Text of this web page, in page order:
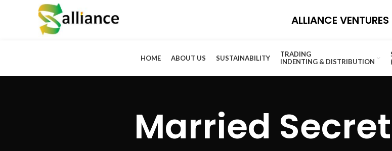
ALLIANCE VENTURES
HOME ABOUT US SUSTAINABILITY
TRADING
INDENTING & DISTRIBUTION
Married